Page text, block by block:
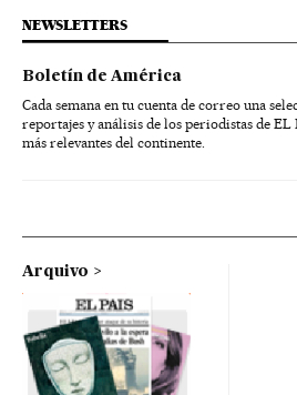
NEWSLETTERS
Boletín de América
Cada semana en tu cuenta de correo una
reportajes y análisis de los periodistas de
más relevantes del continente.
Arquivo